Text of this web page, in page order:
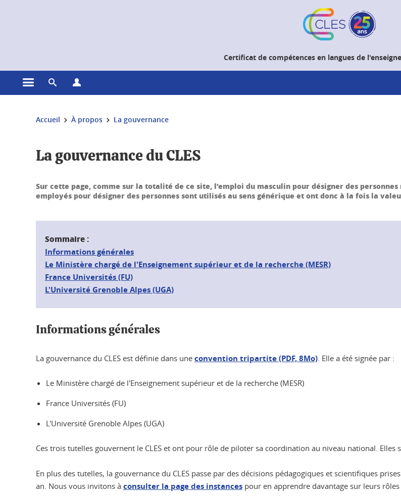
Certificat de compétences en langues de
Ouvrir le menu principal
Ouvrir le moteur de recherche
Vous êtes ici :
Accueil À propos La gouvernance
La gouvernance du CLES
Sur cette page, comme sur la totalité de ce site, l’emploi du masculin pour désigner des personnes
employés pour désigner des personnes sont utilisés au sens générique et ont donc à la fois la
Sommaire :
Informations générales
Le Ministère chargé de l'Enseignement supérieur et de la recherche (MESR)
France Universités (FU)
L'Université Grenoble Alpes (UGA)
Informations générales
La gouvernance du CLES est définie dans une convention tripartite (PDF, 8Mo). Elle a été signée par :
Le Ministère chargé de l'Enseignement supérieur et de la recherche (MESR)
France Universités (FU)
L'Université Grenoble Alpes (UGA)
Ces trois tutelles gouvernent le CLES et ont pour rôle de piloter sa coordination au niveau national.
En plus des tutelles, la gouvernance du CLES passe par des décisions pédagogiques et scientifiques
an. Nous vous invitons à consulter la page des instances pour en apprendre davantage sur leurs